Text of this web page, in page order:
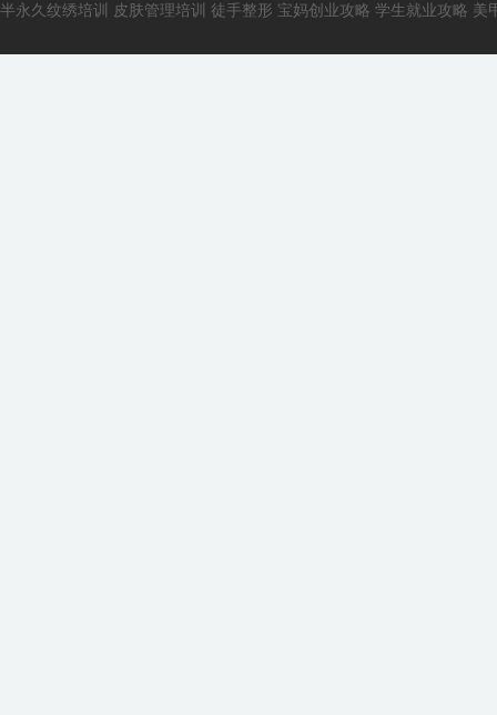
半永久纹绣培训 皮肤管理培训 徒手整形 宝妈创业攻略 学生就业攻略 美